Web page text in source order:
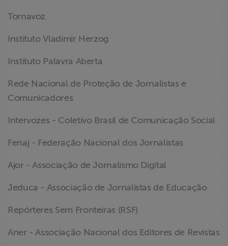
Tornavoz
Instituto Vladimir Herzog
Instituto Palavra Aberta
Rede Nacional de Proteção de Jornalistas e
Comunicadores
Intervozes - Coletivo Brasil de Comunicação Social
Fenaj - Federação Nacional dos Jornalistas
Ajor - Associação de Jornalismo Digital
Jeduca - Associação de Jornalistas de Educação
Repórteres Sem Fronteiras (RSF)
Aner - Associação Nacional dos Editores de Revistas